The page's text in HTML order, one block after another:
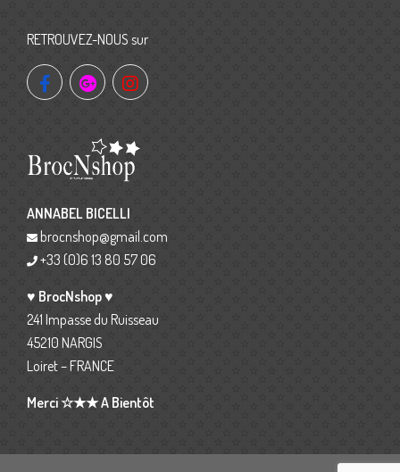
RETROUVEZ-NOUS sur
ANNABEL BICELLI
brocnshop@gmail.com
+33 (0)6 13 80 57 06
♥ BrocNshop ♥
241 Impasse du Ruisseau
45210 NARGIS
Loiret – FRANCE
Merci ☆★★ A Bientôt